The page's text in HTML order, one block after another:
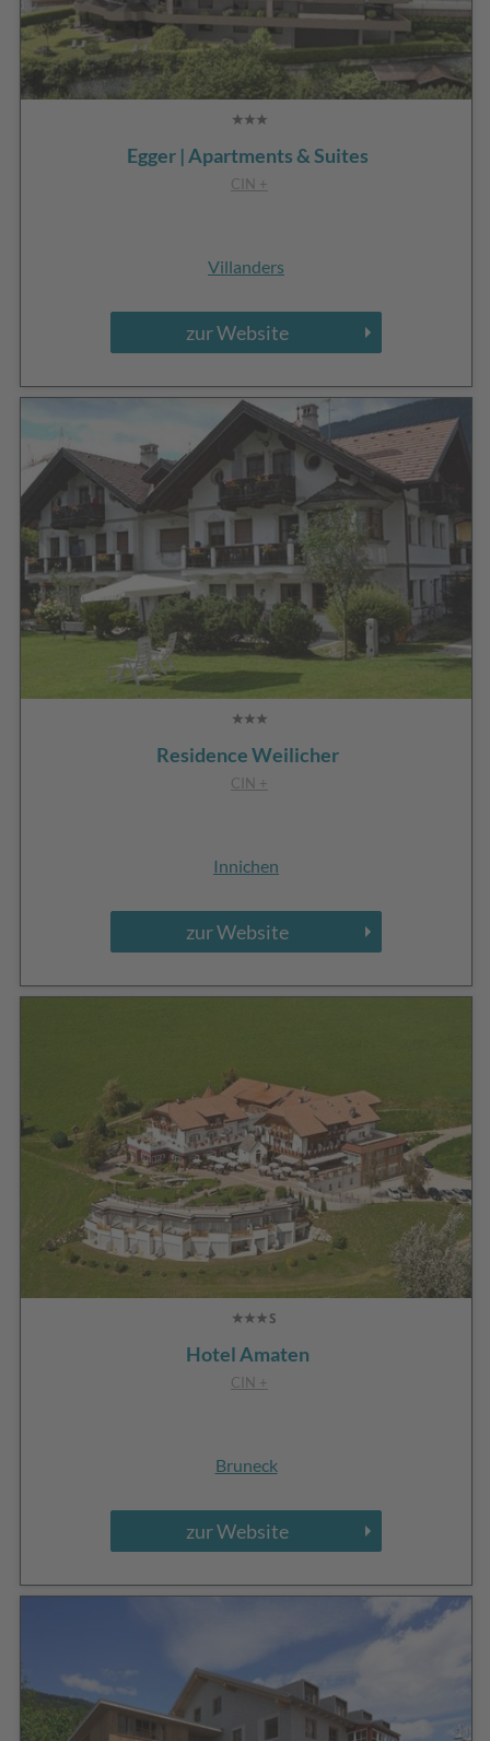
Egger | Apartments & Suites
CIN +
Villanders
zur Website
Residence Weilicher
CIN +
Innichen
zur Website
Hotel Amaten
CIN +
Bruneck
zur Website